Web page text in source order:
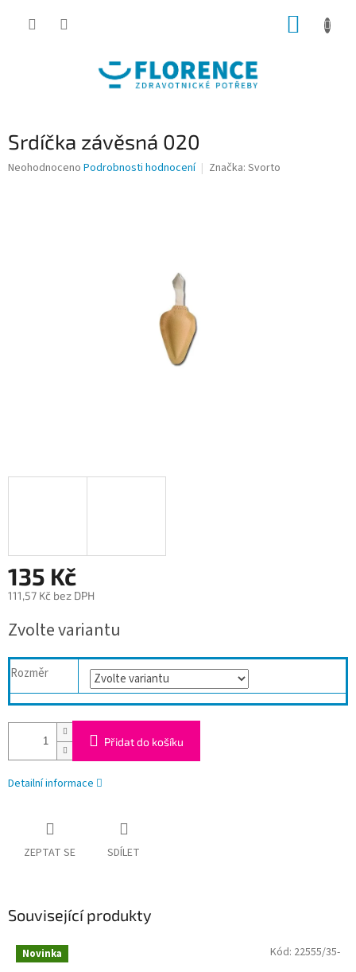
Srdíčka závěsná 020
Průměrné
Neohodnoceno Podrobnosti hodnocení Značka: Svorto
135 Kč
111,57 Kč bez DPH
cena:
Zvolte variantu
Rozměr
Přidat do košíku
Detailní informace
ZEPTAT SE SDÍLET
Související produkty
Novinka Kód: 22555/35-